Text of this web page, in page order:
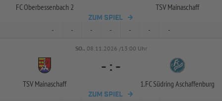
FC Oberbessenbach 2 TSV Mainaschaff
ZUM SPIEL
- - - - - - -
SO.. 08.11.2026 /13:00 Uhr
TSV Mainaschaff
- : -
1.FC Südring Aschaffenburg
ZUM SPIEL